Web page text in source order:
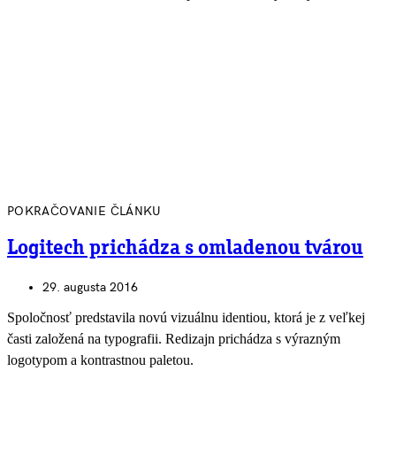
POKRAČOVANIE ČLÁNKU
Logitech prichádza s omladenou tvárou
29. augusta 2016
Spoločnosť predstavila novú vizuálnu identiou, ktorá je z veľkej
časti založená na typografii. Redizajn prichádza s výrazným
logotypom a kontrastnou paletou.